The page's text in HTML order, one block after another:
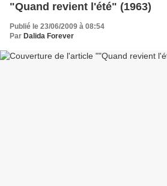
"Quand revient l'été" (1963)
Publié le 23/06/2009 à 08:54
Par Dalida Forever